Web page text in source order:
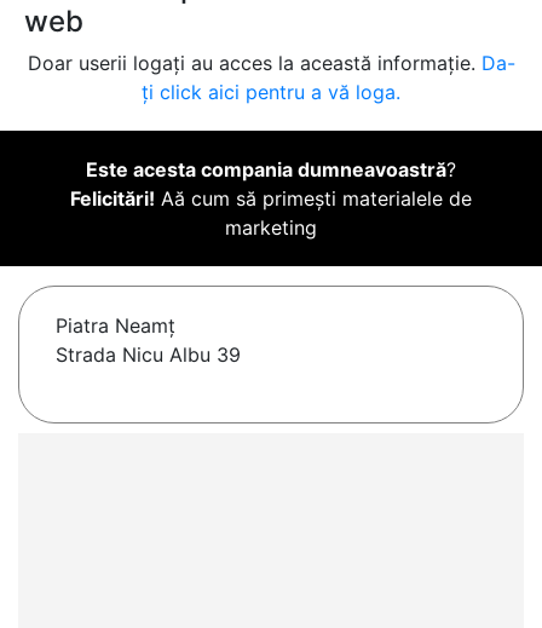
web
Doar userii logați au acces la această informație. Da-
ți click aici pentru a vă loga.
Este acesta compania dumneavoastră?
Felicitări! Aă cum să primești materialele de
marketing
Piatra Neamţ
Strada Nicu Albu 39